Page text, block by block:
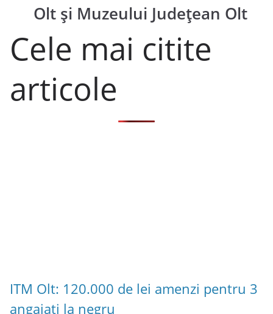
Olt și Muzeului Județean Olt
Cele mai citite
articole
ITM Olt: 120.000 de lei amenzi pentru 3
angajați la negru